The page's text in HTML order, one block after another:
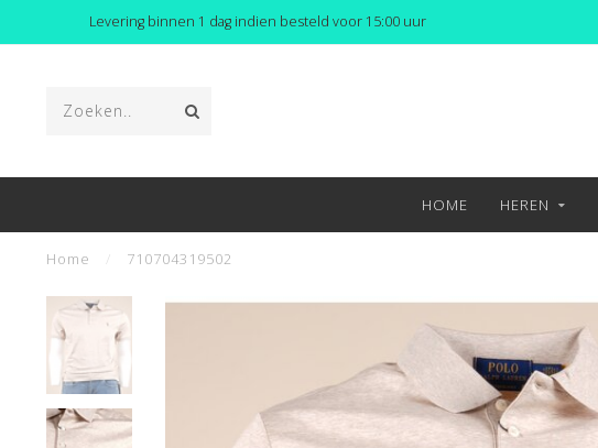
Levering binnen 1 dag indien besteld voor 15:00 uur
HOME HEREN
Home 710704319502